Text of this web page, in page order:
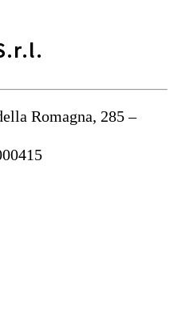
Romagna, 285 –